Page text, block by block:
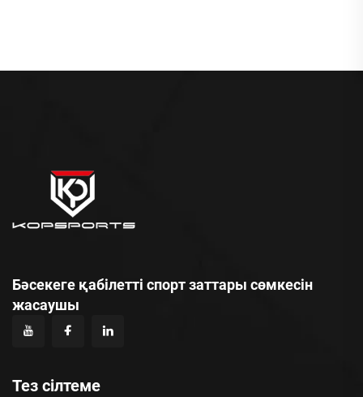
Бәсекеге қабілетті спорт заттары сөмкесін
жасаушы
Тез сілтеме